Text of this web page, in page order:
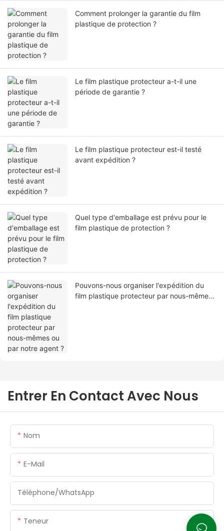
Comment prolonger la garantie du film
plastique de protection ?
Le film plastique protecteur a-t-il une
période de garantie ?
Le film plastique protecteur est-il testé
avant expédition ?
Quel type d'emballage est prévu pour le
film plastique de protection ?
Pouvons-nous organiser l'expédition du
film plastique protecteur par nous-mêmes
Entrer En Contact Avec Nous
Nom
E-Mail
Téléphone/WhatsApp
Teneur